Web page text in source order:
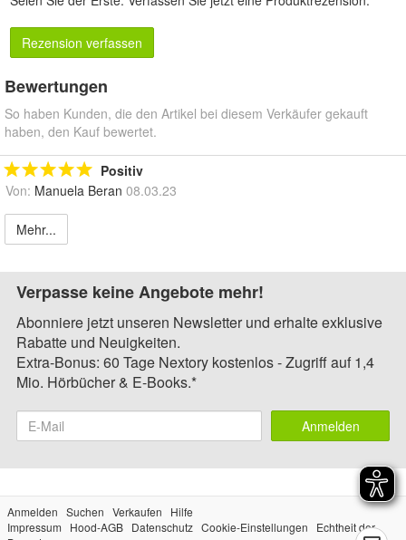
Rezension verfassen
Bewertungen
So haben Kunden, die den Artikel bei diesem Verkäufer gekauft
haben, den Kauf bewertet.
Positiv
Von: Manuela Beran 08.03.23
Mehr...
Verpasse keine Angebote mehr!
Abonniere jetzt unseren Newsletter und erhalte exklusive
Rabatte und Neuigkeiten.
Extra-Bonus: 60 Tage Nextory kostenlos - Zugriff auf 1,4
Mio. Hörbücher & E-Books.*
Anmelden
Anmelden Suchen Verkaufen
Hilfe
Impressum
Hood-AGB Datenschutz Cookie-Einstellungen
Echtheit der